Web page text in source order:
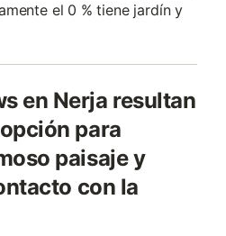
el 0 % tiene jardín y
en Nerja resultan
para
paisaje y
con la